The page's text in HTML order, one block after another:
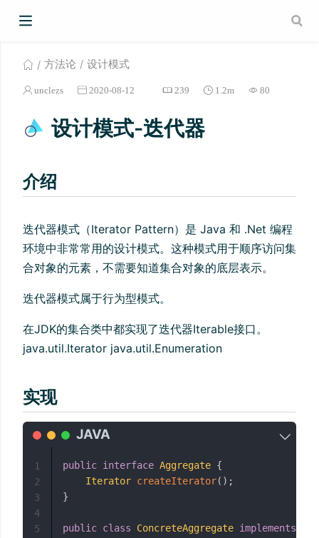
方法论 设计模式
unclezs 2020-08-12 239 1.2m 80
设计模式-迭代器
介绍
迭代器模式（Iterator Pattern）是 Java 和 .Net 编程
环境中非常常用的设计模式。这种模式用于顺序访问集
合对象的元素，不需要知道集合对象的底层表示。
迭代器模式属于行为型模式。
在JDK的集合类中都实现了迭代器Iterable接口。
java.util.Iterator java.util.Enumeration
实现
public interface Aggregate {
Iterator createIterator( ) ;
}
public class ConcreteAggregate implements
1
2
3
4
5